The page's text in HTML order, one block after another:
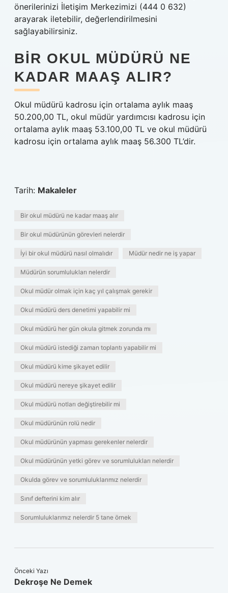
önerilerinizi İletişim Merkezimizi (444 0 632)
arayarak iletebilir, değerlendirilmesini
sağlayabilirsiniz.
BIR OKUL MÜDÜRÜ NE
KADAR MAAŞ ALIR?
Okul müdürü kadrosu için ortalama aylık maaş
50.200,00 TL, okul müdür yardımcısı kadrosu için
ortalama aylık maaş 53.100,00 TL ve okul müdürü
kadrosu için ortalama aylık maaş 56.300 TL’dir.
Tarih: Makaleler
Bir okul müdürü ne kadar maaş alır
Bir okul müdürünün görevleri nelerdir
İyi bir okul müdürü nasıl olmalıdır Müdür nedir ne iş yapar
Müdürün sorumlulukları nelerdir
Okul müdür olmak için kaç yıl çalışmak gerekir
Okul müdürü ders denetimi yapabilir mi
Okul müdürü her gün okula gitmek zorunda mı
Okul müdürü istediği zaman toplantı yapabilir mi
Okul müdürü kime şikayet edilir
Okul müdürü nereye şikayet edilir
Okul müdürü notları değiştirebilir mi
Okul müdürünün rolü nedir
Okul müdürünün yapması gerekenler nelerdir
Okul müdürünün yetki görev ve sorumlulukları nelerdir
Okulda görev ve sorumluluklarımız nelerdir
Sınıf defterini kim alır
Sorumluluklarımız nelerdir 5 tane örnek
Önceki Yazı
Dekroşe Ne Demek